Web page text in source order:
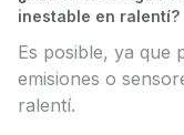
inestable en ralentí?
Es posible, ya que
emisiones o
ralentí.